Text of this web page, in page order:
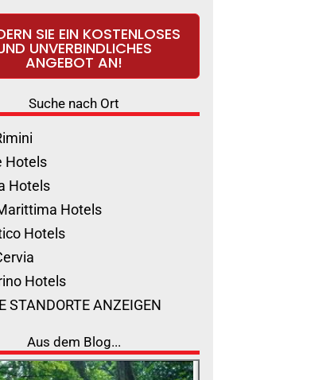
SIE EIN KOSTENLOSES
UNVERBINDLICHES
ANGEBOT AN!
Suche nach Ort
Hotels
Hotels
Hotels
Hotels
Hotels
STANDORTE ANZEIGEN
Aus dem Blog...